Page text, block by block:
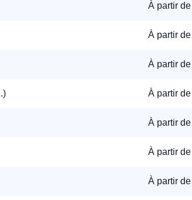
À partir
À partir
À partir
À partir
À partir
À partir
À partir